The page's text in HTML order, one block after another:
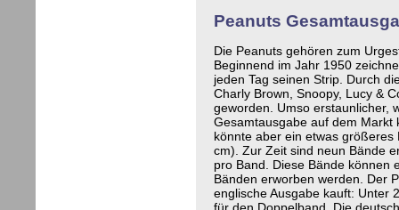
Peanuts
Die Peanuts gehören zum
Beginnend im Jahr 1950
jeden Tag seinen Strip. Durch
Charly Brown, Snoopy, Lucy &
geworden. Umso erstaunlicher,
Gesamtausgabe auf dem Markt
könnte aber ein etwas
cm). Zur Zeit sind neun Bände
pro Band. Diese Bände können
Bänden erworben werden. Der
englische Ausgabe kauft: Unter